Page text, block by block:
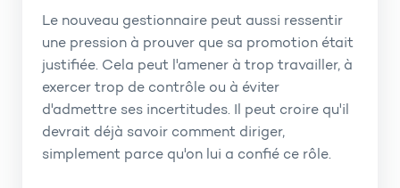
Le nouveau gestionnaire peut aussi ressentir
une pression à prouver que sa promotion était
justifiée. Cela peut l'amener à trop travailler, à
exercer trop de contrôle ou à éviter
d'admettre ses incertitudes. Il peut croire qu'il
devrait déjà savoir comment diriger,
simplement parce qu'on lui a confié ce rôle.